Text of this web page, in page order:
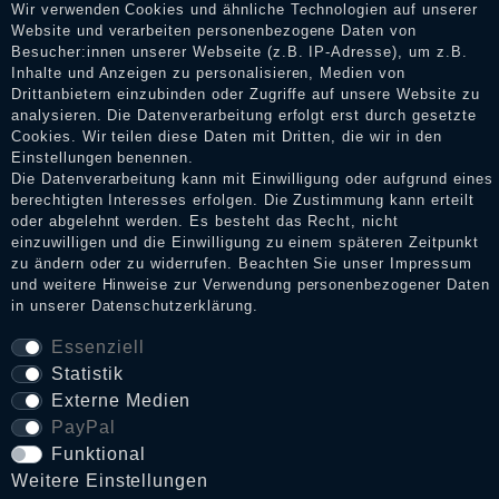
S
Wir verwenden Cookies und ähnliche Technologien auf unserer
Website und verarbeiten personenbezogene Daten von
Besucher:innen unserer Webseite (z.B. IP-Adresse), um z.B.
Inhalte und Anzeigen zu personalisieren, Medien von
Drittanbietern einzubinden oder Zugriffe auf unsere Website zu
analysieren. Die Datenverarbeitung erfolgt erst durch gesetzte
Cookies. Wir teilen diese Daten mit Dritten, die wir in den
Einstellungen benennen.
Die Datenverarbeitung kann mit Einwilligung oder aufgrund eines
berechtigten Interesses erfolgen. Die Zustimmung kann erteilt
oder abgelehnt werden. Es besteht das Recht, nicht
einzuwilligen und die Einwilligung zu einem späteren Zeitpunkt
zu ändern oder zu widerrufen. Beachten Sie unser
Impressum
und weitere Hinweise zur Verwendung personenbezogener Daten
in unserer Daten­schutz­erklärung.
Essenziell
Statistik
Externe Medien
PayPal
Funktional
Weitere Einstellungen